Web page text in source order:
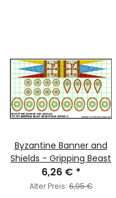
Byzantine Banner and
Shields - Gripping Beast
6,26 € *
Alter Preis:6,95 €